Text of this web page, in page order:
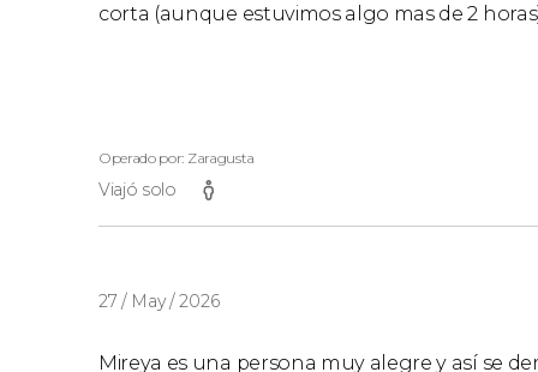
corta (aunque estuvimos algo mas de 2
Operado por: Zaragusta
Viajó solo
27 / May / 2026
Mireya es una persona muy alegre y así se